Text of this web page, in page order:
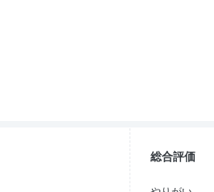
総合評価